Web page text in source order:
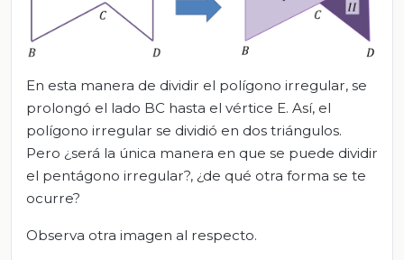
En esta manera de dividir el polígono irregular, se
prolongó el lado BC hasta el vértice E. Así, el
polígono irregular se dividió en dos triángulos.
Pero ¿será la única manera en que se puede dividir
el pentágono irregular?, ¿de qué otra forma se te
ocurre?
Observa otra imagen al respecto.